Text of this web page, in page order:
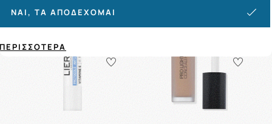
ΝΑΙ, ΤΑ ΑΠΟΔΈΧΟΜΑΙ
ΠΕΡΙΣΣΌΤΕΡΑ